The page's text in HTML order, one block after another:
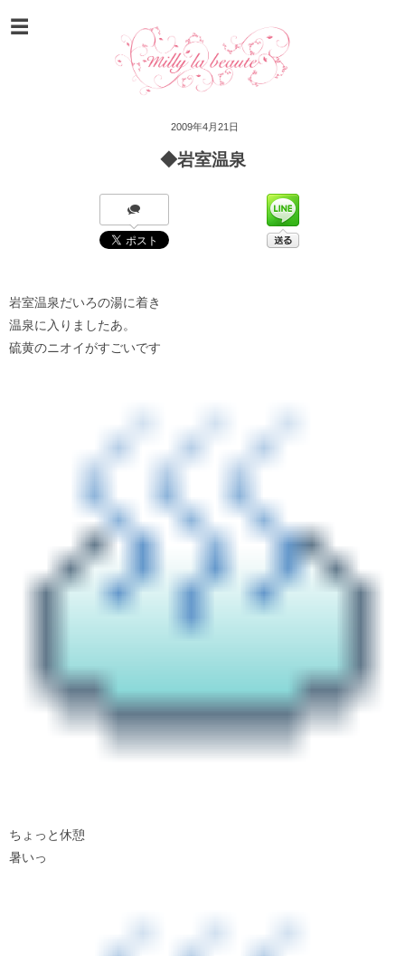
2009年4月21日
◆岩室温泉
岩室温泉だいろの湯に着き
温泉に入りましたあ。
硫黄のニオイがすごいです
ちょっと休憩
暑いっ